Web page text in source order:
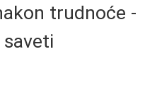
trudnoće -